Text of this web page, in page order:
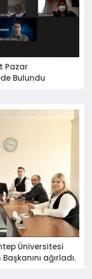
Pazar
Bulundu
Üniversitesi
ağırladı.